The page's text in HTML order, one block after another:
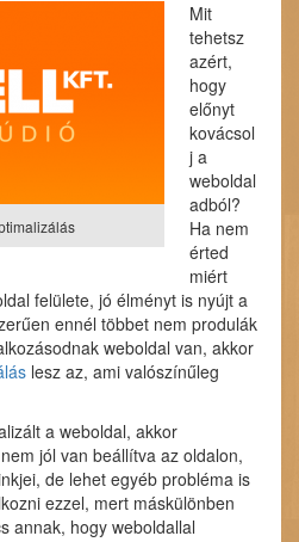
Mit
tehetsz
azért,
hogy
előnyt
kovácsol
j a
weboldal
adból?
Ha nem
érted
miért
felülete, jó élményt is nyújt a
ennél többet nem produlák
weboldal van, akkor
lesz az, ami valószínűleg
a weboldal, akkor
jól van beállítva az oldalon,
de lehet egyéb probléma is
ezzel, mert máskülönben
annak, hogy weboldallal